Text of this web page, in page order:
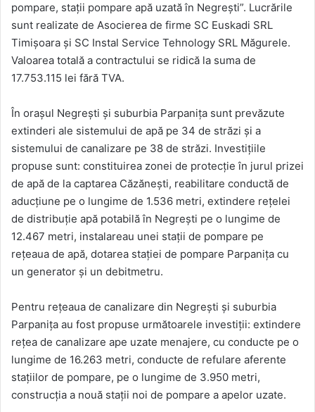
pompare, stații pompare apă uzată în Negrești”. Lucrările
sunt realizate de Asocierea de firme SC Euskadi SRL
Timișoara și SC Instal Service Tehnology SRL Măgurele.
Valoarea totală a contractului se ridică la suma de
17.753.115 lei fără TVA.
În orașul Negrești și suburbia Parpanița sunt prevăzute
extinderi ale sistemului de apă pe 34 de străzi și a
sistemului de canalizare pe 38 de străzi. Investițiile
propuse sunt: constituirea zonei de protecție în jurul prizei
de apă de la captarea Căzănești, reabilitare conductă de
aducțiune pe o lungime de 1.536 metri, extindere rețelei
de distribuție apă potabilă în Negrești pe o lungime de
12.467 metri, instalareau unei stații de pompare pe
rețeaua de apă, dotarea stației de pompare Parpanița cu
un generator și un debitmetru.
Pentru rețeaua de canalizare din Negrești și suburbia
Parpanița au fost propuse următoarele investiții: extindere
rețea de canalizare ape uzate menajere, cu conducte pe o
lungime de 16.263 metri, conducte de refulare aferente
stațiilor de pompare, pe o lungime de 3.950 metri,
construcția a nouă stații noi de pompare a apelor uzate.